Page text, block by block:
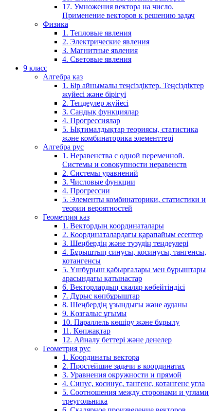
17. Умножения вектора на число.
Применение векторов к решению задач
Физика
1. Тепловые явления
2. Электрические явления
3. Магнитные явления
4. Световые явления
9 класс
Алгебра каз
1. Бір айнымалы теңсіздіктер. Теңсіздіктер
жүйесі және бірігуі
2. Теңдеулер жүйесі
3. Сандық функциялар
4. Прогрессиялар
5. Ықтималдықтар теориясы, статистика
және комбинаторика элементтері
Алгебра рус
1. Неравенства с одной переменной.
Системы и совокупности неравенств
2. Системы уравнений
3. Числовые функции
4. Прогрессии
5. Элементы комбинаторики, статистики и
теории вероятностей
Геометрия каз
1. Вектордың координаталары
2. Координаталардағы қарапайым есептер
3. Шеңбердің және түзудің теңдеулері
4. Бұрыштың синусы, косинусы, тангенсы,
котангенсы
5. Үшбұрыш қабырғалары мен бұрыштары
арасындағы қатынастар
6. Векторлардың скаляр көбейтіндісі
7. Дұрыс көпбұрыштар
8. Шеңбердің ұзындығы және ауданы
9. Қозғалыс ұғымы
10. Параллель көшіру және бұрылу
11. Көпжақтар
12. Айналу беттері және денелер
Геометрия рус
1. Координаты вектора
2. Простейшие задачи в координатах
3. Уравнения окружности и прямой
4. Синус, косинус, тангенс, котангенс угла
5. Соотношения между сторонами и углами
треугольника